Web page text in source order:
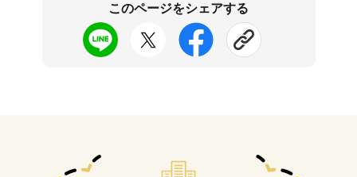
このページをシェアする